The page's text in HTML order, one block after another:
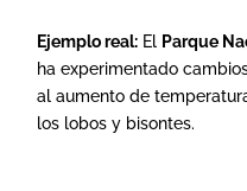
Ejemplo real: El Parque
ha experimentado
al aumento de
los lobos y bisontes.